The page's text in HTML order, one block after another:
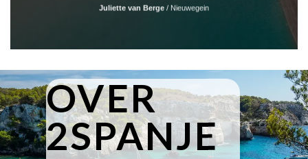
Juliette van Berge / Nieuwegein
OVER
2SPANJE